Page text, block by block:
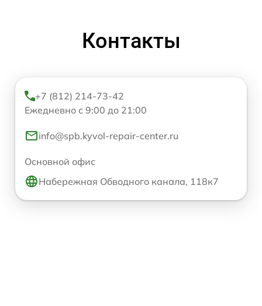
Контакты
+7 (812) 214-73-42
Ежедневно с 9:00 до 21:00
info@spb.kyvol-repair-center.ru
Основной офис
Набережная Обводного канала, 118к7